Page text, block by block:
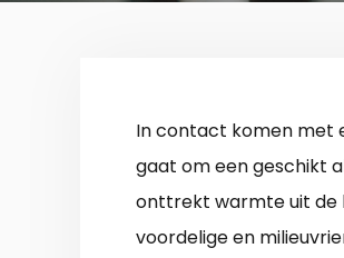
In contact komen met
gaat om een geschikt
onttrekt warmte uit de
voordelige en